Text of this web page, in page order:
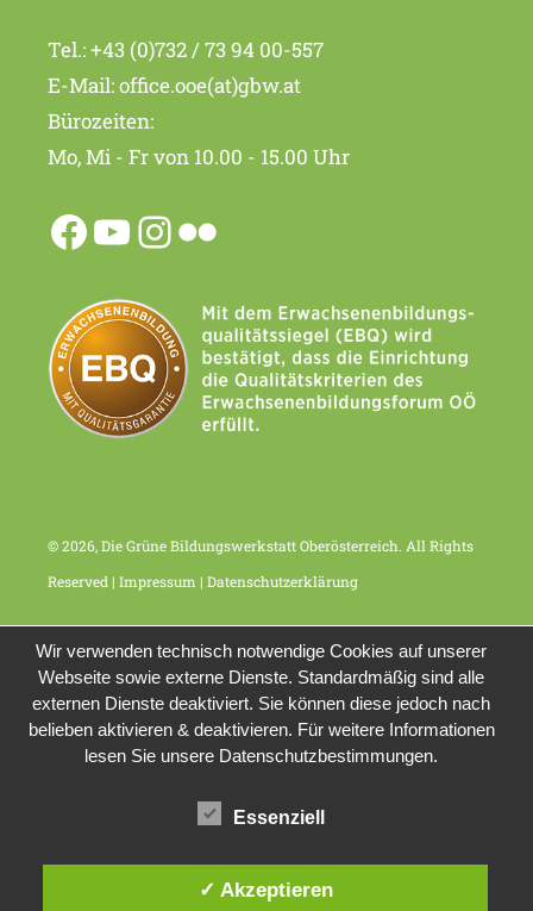
Tel.:+43 (0)732 / 73 94 00-557
E-Mail:office.ooe(at)gbw.at
Bürozeiten:
Mo, Mi - Fr von 10.00 - 15.00 Uhr
© 2026, Die Grüne Bildungswerkstatt Oberösterreich. All Rights
Reserved |Impressum |Datenschutzerklärung
Wir verwenden technisch notwendige Cookies auf unserer
Webseite sowie externe Dienste. Standardmäßig sind alle
externen Dienste deaktiviert. Sie können diese jedoch nach
belieben aktivieren & deaktivieren. Für weitere Informationen
lesen Sie unsere Datenschutzbestimmungen.
Essenziell
✓ Akzeptieren